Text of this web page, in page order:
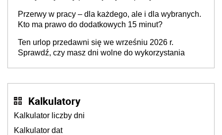
refundacji, ale bariery po stronie systemu i
świadomości pracodawców [WYWIAD]
Przerwy w pracy – dla każdego, ale i dla wybranych.
Kto ma prawo do dodatkowych 15 minut?
Ten urlop przedawni się we wrześniu 2026 r.
Sprawdź, czy masz dni wolne do wykorzystania
Kalkulatory
Kalkulator liczby dni
Kalkulator dat